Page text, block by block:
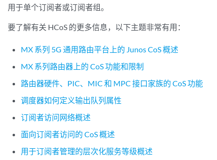
用于单个订阅者或订阅者组。
要了解有关 HCoS 的更多信息，以下主题非常有用：
MX 系列 5G 通用路由平台上的 Junos CoS 概述
MX 系列路由器上的 CoS 功能和限制
路由器硬件、PIC、MIC 和 MPC 接口家族的 CoS 功能
调度器如何定义输出队列属性
订阅者访问网络概述
面向订阅者访问的 CoS 概述
用于订阅者管理的层次化服务等级概述